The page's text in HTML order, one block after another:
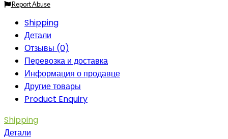
(Серый
Космос)
A2104
(2
sim)
Report Abuse
Shipping
Детали
Отзывы (0)
Перевозка и доставка
Информация о продавце
Другие товары
Product Enquiry
Shipping
Детали